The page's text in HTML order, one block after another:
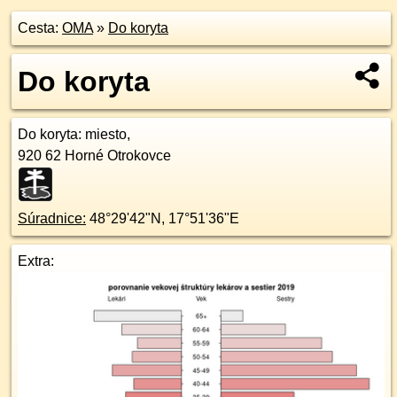
Cesta: OMA» Do koryta
Do koryta
Do koryta: miesto,
920 62 Horné Otrokovce
Súradnice: 48°29'42"N , 17°51'36"E
Extra: